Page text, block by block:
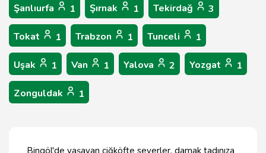
Şanlıurfa 1 Şırnak 1 Tekirdağ 3
Tokat 1 Trabzon 1 Tunceli 1
Uşak 1 Van 1 Yalova 2 Yozgat 1
Zonguldak 1